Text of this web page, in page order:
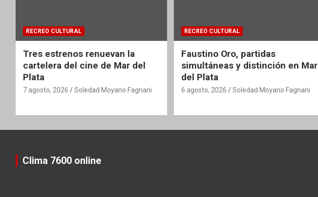
RECREO CULTURAL
Tres estrenos renuevan la
cartelera del cine de Mar del
Plata
7 agosto, 2026 Soledad Moyano Fagnani
RECREO CULTURAL
Faustino Oro, partidas
simultáneas y distinción en Mar
del Plata
6 agosto, 2026 Soledad Moyano Fagnani
Clima 7600 online